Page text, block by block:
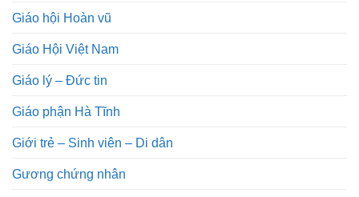
Giáo hội Hoàn vũ
Giáo Hội Việt Nam
Giáo lý – Đức tin
Giáo phận Hà Tĩnh
Giới trẻ – Sinh viên – Di dân
Gương chứng nhân